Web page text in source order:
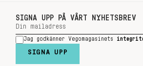
SIGNA UPP PÅ VÅRT NYHETSBREV
Jag godkänner Vegomagasinets
SIGNA UPP